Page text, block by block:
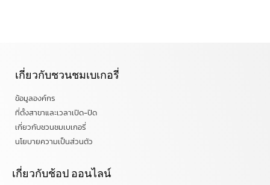
เกี่ยวกับชวนชมเบเกอรี่
ข้อมูลองค์กร
ที่ตั้งสาขาและเวลาเปิด-ปิด
เกี่ยวกับชวนชมเบเกอรี่
นโยบายความเป็นส่วนตัว
เกี่ยวกับช้อป ออนไลน์